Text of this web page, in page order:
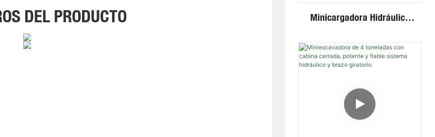
DEL PRODUCTO
Minicargadora Hidráulica
Al Mejor Precio Con
Múltiples Implementos.